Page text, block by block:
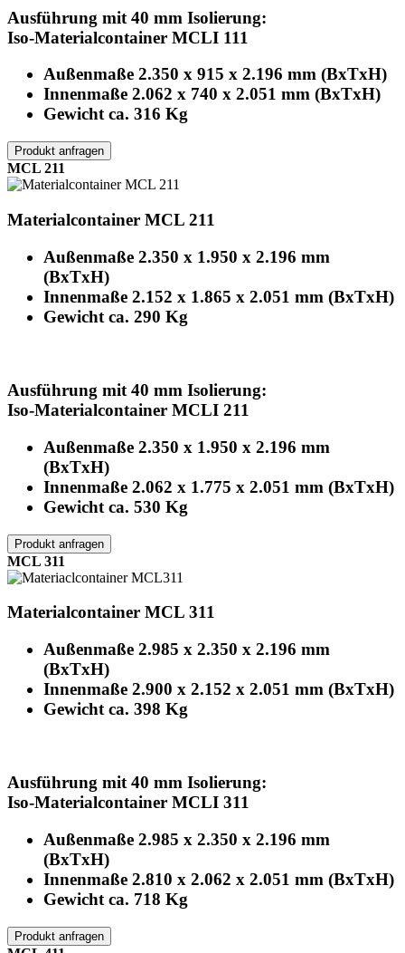
Ausführung mit 40 mm Isolierung:
Iso-Materialcontainer MCLI 111
Außenmaße 2.350 x 915 x 2.196 mm (BxTxH)
Innenmaße 2.062 x 740 x 2.051 mm (BxTxH)
Gewicht ca. 316 Kg
Produkt anfragen
MCL 211
Materialcontainer MCL 211
Außenmaße 2.350 x 1.950 x 2.196 mm
(BxTxH)
Innenmaße 2.152 x 1.865 x 2.051 mm (BxTxH)
Gewicht ca. 290 Kg
Ausführung mit 40 mm Isolierung:
Iso-Materialcontainer MCLI 211
Außenmaße 2.350 x 1.950 x 2.196 mm
(BxTxH)
Innenmaße 2.062 x 1.775 x 2.051 mm (BxTxH)
Gewicht ca. 530 Kg
Produkt anfragen
MCL 311
Materialcontainer MCL 311
Außenmaße 2.985 x 2.350 x 2.196 mm
(BxTxH)
Innenmaße 2.900 x 2.152 x 2.051 mm (BxTxH)
Gewicht ca. 398 Kg
Ausführung mit 40 mm Isolierung:
Iso-Materialcontainer MCLI 311
Außenmaße 2.985 x 2.350 x 2.196 mm
(BxTxH)
Innenmaße 2.810 x 2.062 x 2.051 mm (BxTxH)
Gewicht ca. 718 Kg
Produkt anfragen